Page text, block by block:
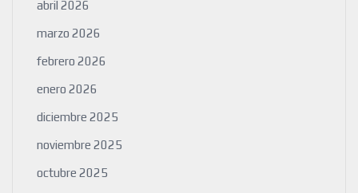
abril 2026
marzo 2026
febrero 2026
enero 2026
diciembre 2025
noviembre 2025
octubre 2025